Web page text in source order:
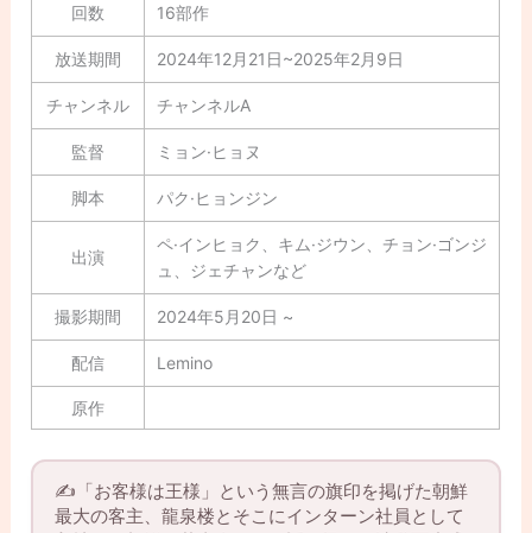
回数 16部作
放送期間 2024年12月21日~2025年2月9日
チャンネル チャンネルA
監督 ミョン·ヒョヌ
脚本 パク·ヒョンジン
出演
ペ·インヒョク、キム·ジウン、チョン·ゴンジ
ュ、ジェチャンなど
撮影期間 2024年5月20日 ~
配信 Lemino
原作
✍️「お客様は王様」という無言の旗印を掲げた朝鮮
最大の客主、龍泉楼とそこにインターン社員として